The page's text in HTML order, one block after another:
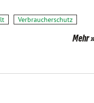
Verbraucherschutz
Mehr